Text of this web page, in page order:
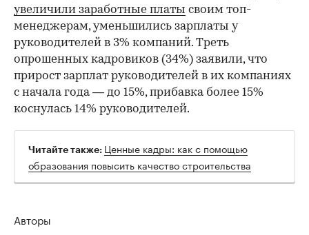
увеличили заработные платы своим топ-
менеджерам, уменьшились зарплаты у
руководителей в 3% компаний. Треть
опрошенных кадровиков (34%) заявили, что
прирост зарплат руководителей в их компаниях
с начала года — до 15%, прибавка более 15%
коснулась 14% руководителей.
Читайте также: Ценные кадры: как с помощью
образования повысить качество строительства
Авторы